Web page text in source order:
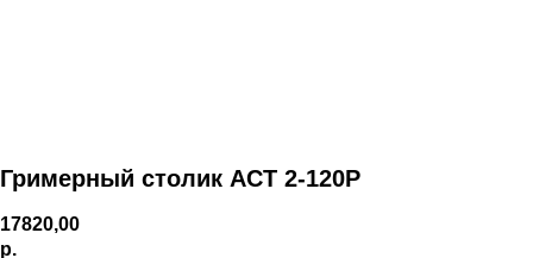
Гримерный столик АСТ 2-120Р
17820,00
р.